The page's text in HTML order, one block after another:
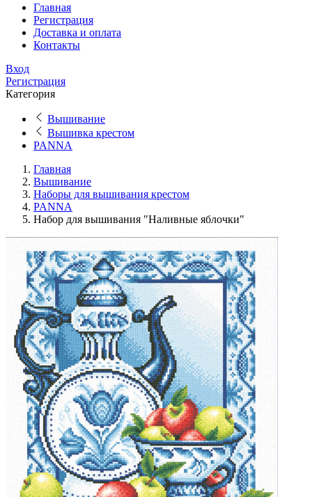
Главная
Регистрация
Доставка и оплата
Контакты
Вход
Регистрация
Категория
Вышивание
Вышивка крестом
PANNA
Главная
Вышивание
Наборы для вышивания крестом
PANNA
Набор для вышивания "Наливные яблочки"